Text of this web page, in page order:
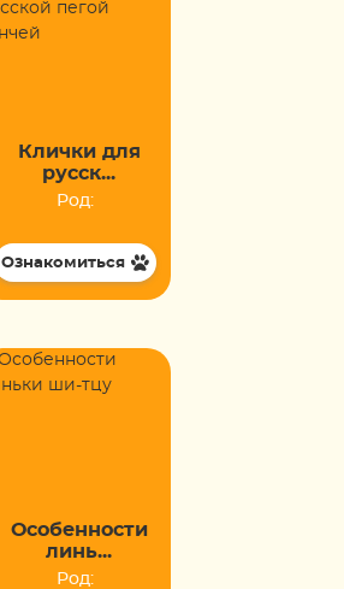
Клички для
русск...
Род:
Ознакомиться
Особенности
линь...
Род: